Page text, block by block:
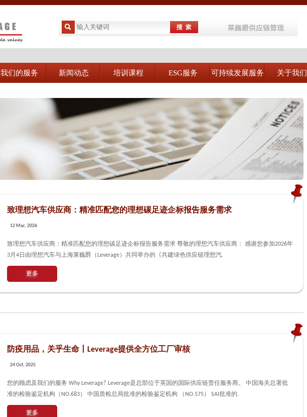
我们的服务 新闻动态 培训课程 ESG服务 可持续发展服务 关于我们
致理想汽车供应商：精准匹配您的理想碳足迹企标报告服务需求
12 Mar, 2026
致理想汽车供应商：精准匹配您的理想碳足迹企标报告服务需求 尊敬的理想汽车供应商： 感谢您参加2026年
3月4日由理想汽车与上海莱巍爵（Leverage）共同举办的《共建绿色供应链理想汽.
更多
防疫用品，关乎生命丨Leverage提供全方位工厂审核
24 Oct, 2025
您的顾虑及我们的服务 Why Leverage? Leverage是总部位于英国的国际供应链责任服务商。 中国海关总署批
准的检验鉴定机构（NO.683） 中国质检总局批准的检验鉴定机构 （NO.575） SAI批准的.
更多